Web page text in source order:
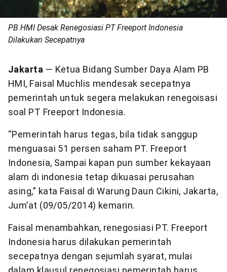
PB HMI Desak Renegosiasi PT Freeport Indonesia
Dilakukan Secepatnya
Jakarta — Ketua Bidang Sumber Daya Alam PB
HMI, Faisal Muchlis mendesak secepatnya
pemerintah untuk segera melakukan renegoisasi
soal PT Freeport Indonesia.
“Pemerintah harus tegas, bila tidak sanggup
menguasai 51 persen saham PT. Freeport
Indonesia, Sampai kapan pun sumber kekayaan
alam di indonesia tetap dikuasai perusahan
asing,” kata Faisal di Warung Daun Cikini, Jakarta,
Jum’at (09/05/2014) kemarin.
Faisal menambahkan, renegosiasi PT. Freeport
Indonesia harus dilakukan pemerintah
secepatnya dengan sejumlah syarat, mulai